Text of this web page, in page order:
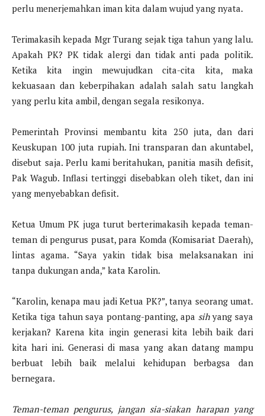
perlu menerjemahkan iman kita dalam wujud yang nyata.
Terimakasih kepada Mgr Turang sejak tiga tahun yang lalu.
Apakah PK? PK tidak alergi dan tidak anti pada politik.
Ketika kita ingin mewujudkan cita-cita kita, maka
kekuasaan dan keberpihakan adalah salah satu langkah
yang perlu kita ambil, dengan segala resikonya.
Pemerintah Provinsi membantu kita 250 juta, dan dari
Keuskupan 100 juta rupiah. Ini transparan dan akuntabel,
disebut saja. Perlu kami beritahukan, panitia masih defisit,
Pak Wagub. Inflasi tertinggi disebabkan oleh tiket, dan ini
yang menyebabkan defisit.
Ketua Umum PK juga turut berterimakasih kepada teman-
teman di pengurus pusat, para Komda (Komisariat Daerah),
lintas agama. “Saya yakin tidak bisa melaksanakan ini
tanpa dukungan anda,” kata Karolin.
“Karolin, kenapa mau jadi Ketua PK?”, tanya seorang umat.
Ketika tiga tahun saya pontang-panting, apa sihyang saya
kerjakan? Karena kita ingin generasi kita lebih baik dari
kita hari ini. Generasi di masa yang akan datang mampu
berbuat lebih baik melalui kehidupan berbagsa dan
bernegara.
Teman-teman pengurus, jangan sia-siakan harapan yang